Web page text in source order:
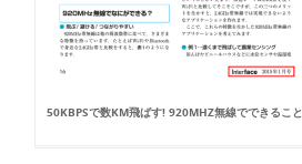
50KBPSで数KM飛ばす! 920MHZ無線でできること